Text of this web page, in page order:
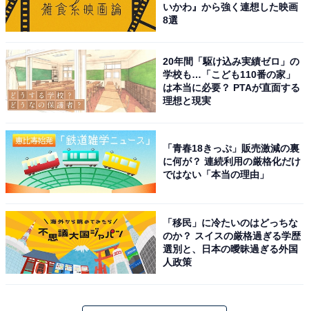
いかわ』から強く連想した映画
8選
20年間「駆け込み実績ゼロ」の
学校も…「こども110番の家」
は本当に必要？ PTAが直面する
理想と現実
「青春18きっぷ」販売激減の裏
に何が？ 連続利用の厳格化だけ
ではない「本当の理由」
「移民」に冷たいのはどっちな
のか？ スイスの厳格過ぎる学歴
選別と、日本の曖昧過ぎる外国
人政策